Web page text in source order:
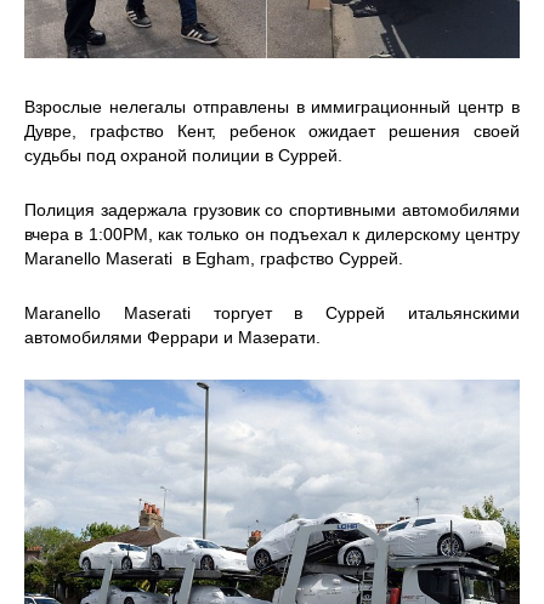
Взрослые нелегалы отправлены в иммиграционный центр в
Дувре, графство Кент, ребенок ожидает решения своей
судьбы под охраной полиции в Суррей.
Полиция задержала грузовик со спортивными автомобилями
вчера в 1:00PM, как только он подъехал к дилерскому центру
Maranello Maserati в Egham, графство Суррей.
Maranello Maserati торгует в Суррей итальянскими
автомобилями Феррари и Мазерати.